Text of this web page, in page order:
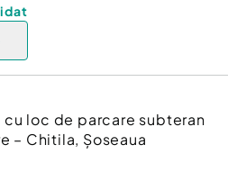
loc de parcare subteran
– Chitila, Șoseaua